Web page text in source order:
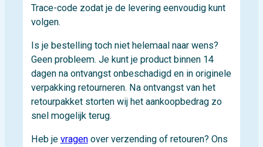
Trace-code zodat je de levering eenvoudig kunt
volgen.
Is je bestelling toch niet helemaal naar wens?
Geen probleem. Je kunt je product binnen 14
dagen na ontvangst onbeschadigd en in originele
verpakking retourneren. Na ontvangst van het
retourpakket storten wij het aankoopbedrag zo
snel mogelijk terug.
Heb je vragenover verzending of retouren? Ons